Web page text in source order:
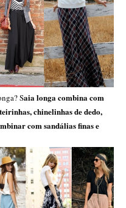
Saia longa combina com
chinelinhas de dedo,
com sandálias finas e